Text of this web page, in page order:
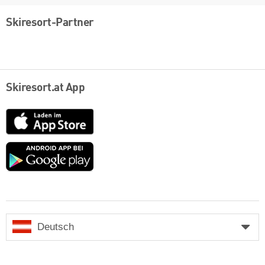
Skiresort-Partner
Skiresort.at App
App
Store
Google
Deutsch